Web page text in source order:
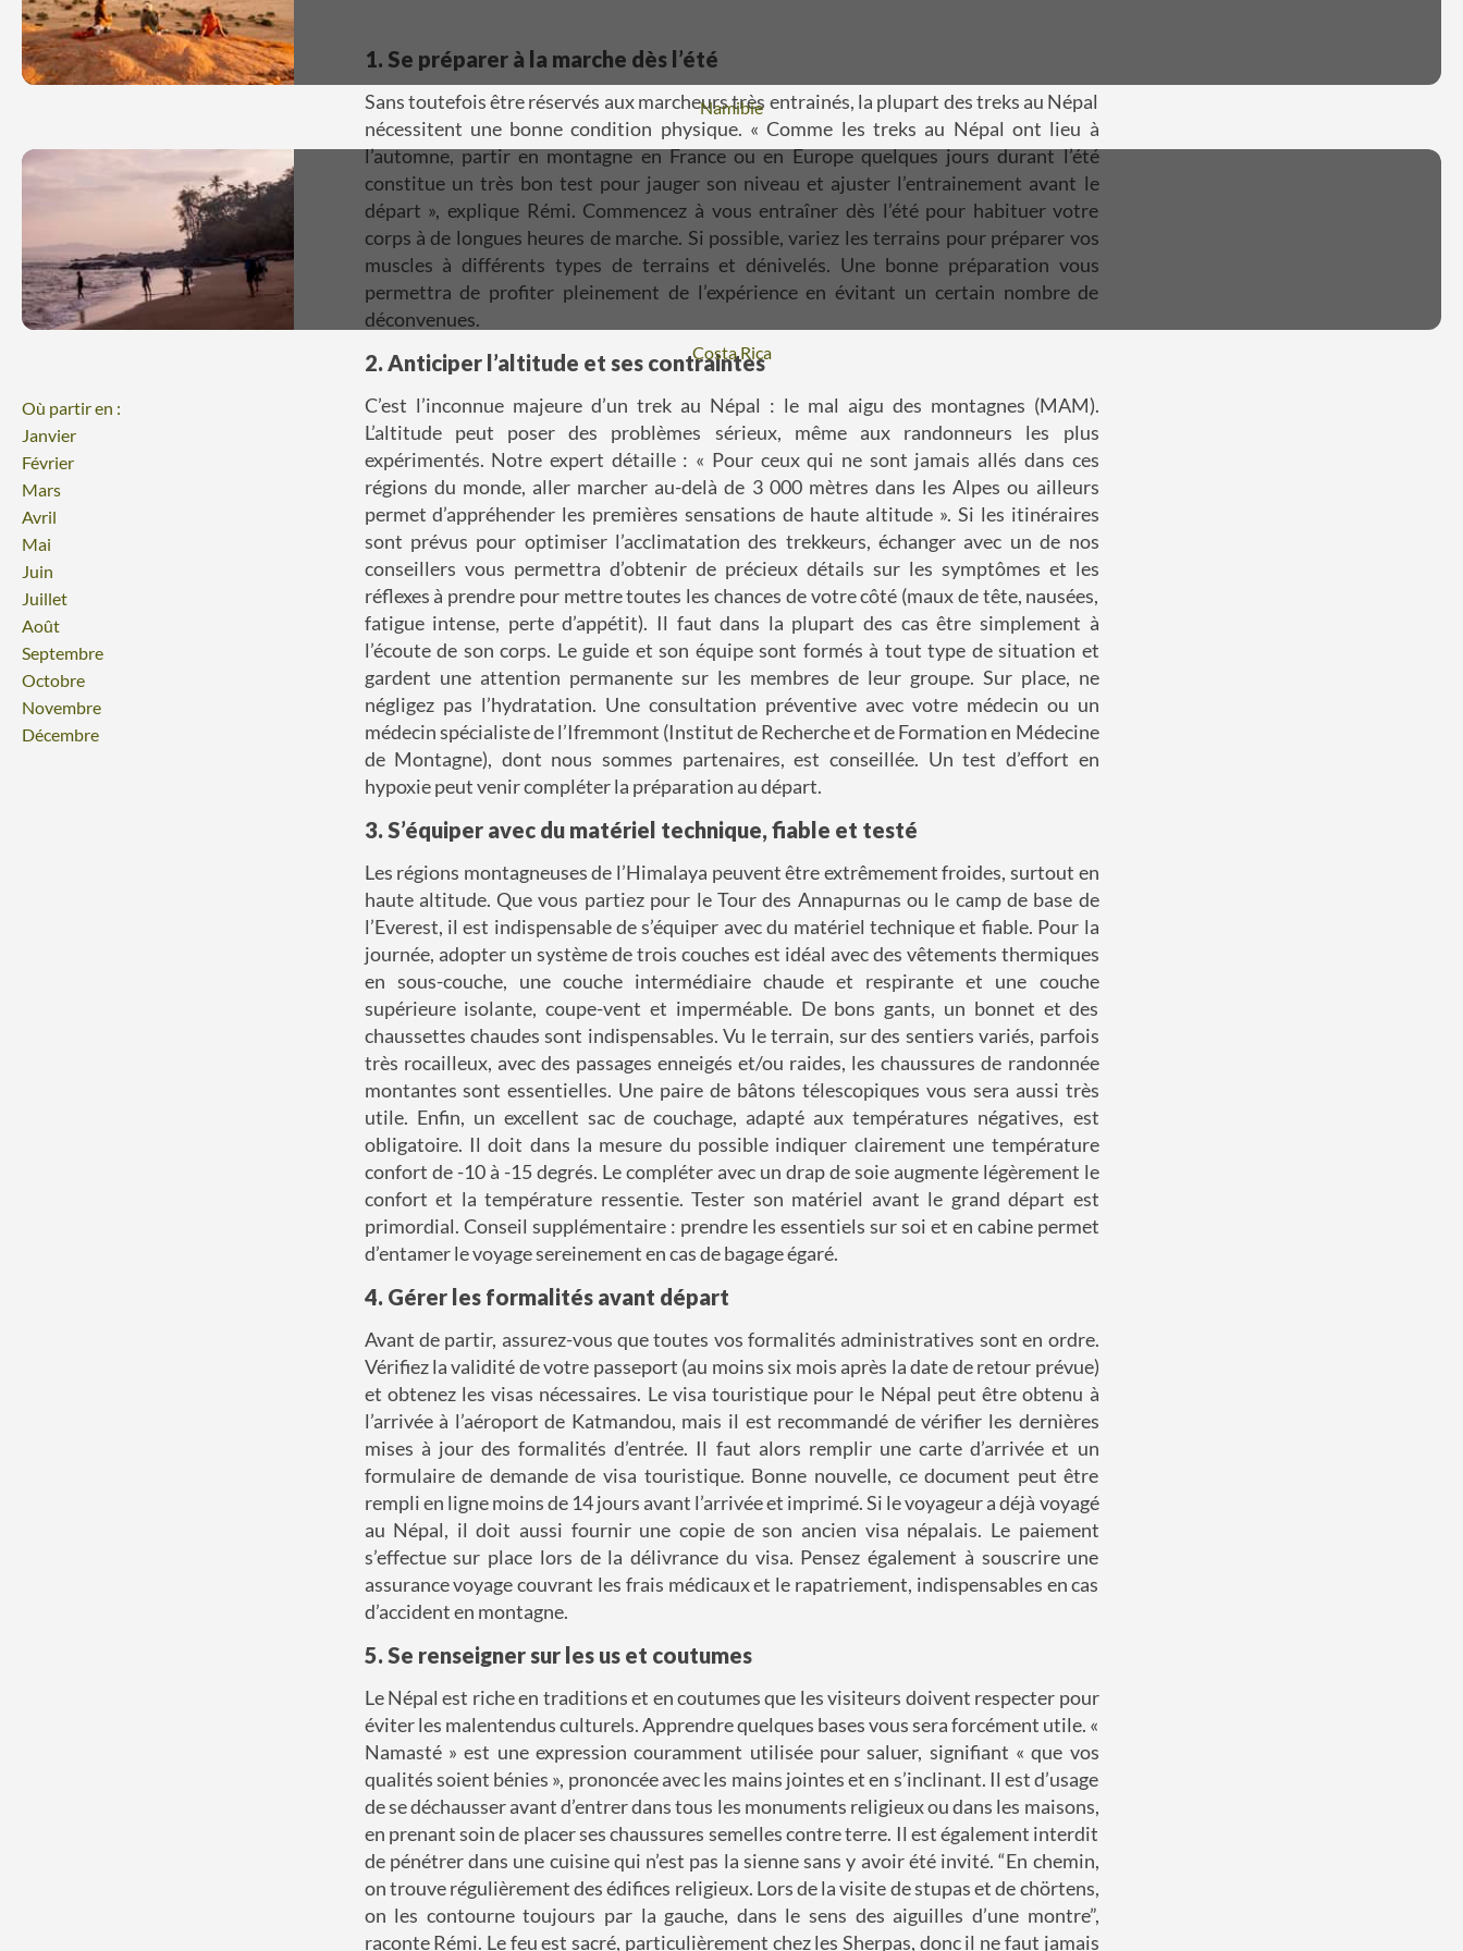
Voyage
Namibie
Voyage
Costa Rica
Où partir en :
Janvier
Février
Mars
Avril
Mai
Juin
Juillet
Août
Septembre
Octobre
Novembre
Décembre
1. Se préparer à la marche dès l’été
Sans toutefois être réservés aux marcheurs très entrainés, la plupart des treks au Népal
nécessitent une bonne condition physique. « Comme les treks au Népal ont lieu à
l’automne, partir en montagne en France ou en Europe quelques jours durant l’été
constitueun très bon test pour jauger son niveau et ajuster l’entrainement avant le
départ », explique Rémi. Commencez à vous entraîner dès l’été pour habituer votre
corps à de longues heures de marche. Si possible, variez les terrains pour préparer vos
muscles à différents types de terrains et dénivelés. Une bonne préparation vous
permettra de profiter pleinement de l’expérience en évitant un certain nombre de
déconvenues.
2. Anticiper l’altitude et ses contraintes
C’est l’inconnue majeure d’un trek au Népal : le mal aigu des montagnes (MAM).
L’altitude peut poser des problèmes sérieux, même aux randonneurs les plus
expérimentés. Notre expert détaille : « Pour ceux qui ne sont jamais allés dans ces
régions du monde, allermarcher au-delà de 3 000 mètres dans les Alpes ou ailleurs
permet d’appréhender les premières sensations de haute altitude ». Si les itinéraires
sont prévus pour optimiser l’acclimatation des trekkeurs, échanger avec un de nos
conseillers vous permettra d’obtenir de précieux détails sur les symptômes et les
réflexes à prendre pour mettre toutes les chances de votre côté (maux de tête, nausées,
fatigue intense, perte d’appétit). Il faut dans la plupart des cas être simplement à
l’écoute de son corps. Le guide et son équipe sont formés à tout type de situation et
gardent une attention permanente sur les membres de leur groupe. Sur place, ne
négligez pas l’hydratation. Une consultation préventive avec votre médecin ou un
médecin spécialiste de l’Ifremmont (Institut de Recherche et de Formation en Médecine
de Montagne), dont nous sommes partenaires, est conseillée. Un test d’effort en
hypoxie peut venir compléter la préparation au départ.
3. S’équiper avec du matériel technique, fiable et testé
Les régions montagneuses de l’Himalaya peuvent être extrêmement froides, surtout en
haute altitude. Que vous partiez pour le Tour des Annapurnas ou le camp de base de
l’Everest, il est indispensable de s’équiper avec du matériel technique et fiable. Pour la
journée, adopter un système de trois couches est idéal avec des vêtements thermiques
en sous-couche, une couche intermédiaire chaude et respirante et une couche
supérieure isolante, coupe-vent et imperméable. De bons gants, un bonnet et des
chaussettes chaudes sont indispensables. Vu le terrain, sur des sentiers variés, parfois
très rocailleux, avec des passages enneigés et/ou raides, les chaussures de randonnée
montantes sont essentielles. Une paire de bâtons télescopiques vous sera aussi très
utile. Enfin, un excellent sac de couchage, adapté aux températures négatives, est
obligatoire. Il doit dans la mesure du possible indiquer clairement une température
confort de -10 à -15 degrés. Le compléter avec un drap de soie augmente légèrement le
confort et la température ressentie. Tester son matériel avant le grand départ est
primordial. Conseil supplémentaire : prendre les essentiels sur soi et en cabine permet
d’entamer le voyage sereinement en cas de bagage égaré.
4. Gérer les formalités avant départ
Avant de partir, assurez-vous que toutes vos formalités administratives sont en ordre.
Vérifiez la validité de votre passeport (au moins six mois après la date de retour prévue)
et obtenez les visas nécessaires. Le visa touristique pour le Népal peut être obtenu à
l’arrivée à l’aéroport de Katmandou, mais il est recommandé de vérifier les dernières
mises à jour des formalités d’entrée. Il faut alors remplir une carte d’arrivée et un
formulaire de demande de visa touristique. Bonne nouvelle, ce document peut être
rempli en ligne moins de 14 jours avant l’arrivée et imprimé. Si le voyageur a déjà voyagé
au Népal, il doit aussi fournir une copie de son ancien visa népalais. Le paiement
s’effectue sur place lors de la délivrance du visa. Pensez également à souscrire une
assurance voyage couvrant les frais médicaux et le rapatriement, indispensables en cas
d’accident en montagne.
5. Se renseigner sur les us et coutumes
Le Népal est riche en traditions et en coutumes que les visiteurs doivent respecter pour
éviter les malentendus culturels. Apprendre quelques bases vous sera forcément utile. «
Namasté» est une expression couramment utilisée pour saluer, signifiant « que vos
qualités soient bénies », prononcée avec les mains jointes et en s’inclinant. Il est d’usage
de se déchausser avant d’entrer dans tous les monuments religieux ou dans les maisons,
en prenant soin de placer ses chaussures semelles contre terre. Il est également interdit
de pénétrer dans une cuisine qui n’est pas la sienne sans y avoir été invité.“En chemin,
on trouve régulièrement des édifices religieux. Lors de la visite de stupas et dechörtens,
on les contourne toujours par la gauche, dans le sens des aiguilles d’une montre”,
raconte Rémi. Le feu est sacré, particulièrement chez les Sherpas, donc il ne faut jamais